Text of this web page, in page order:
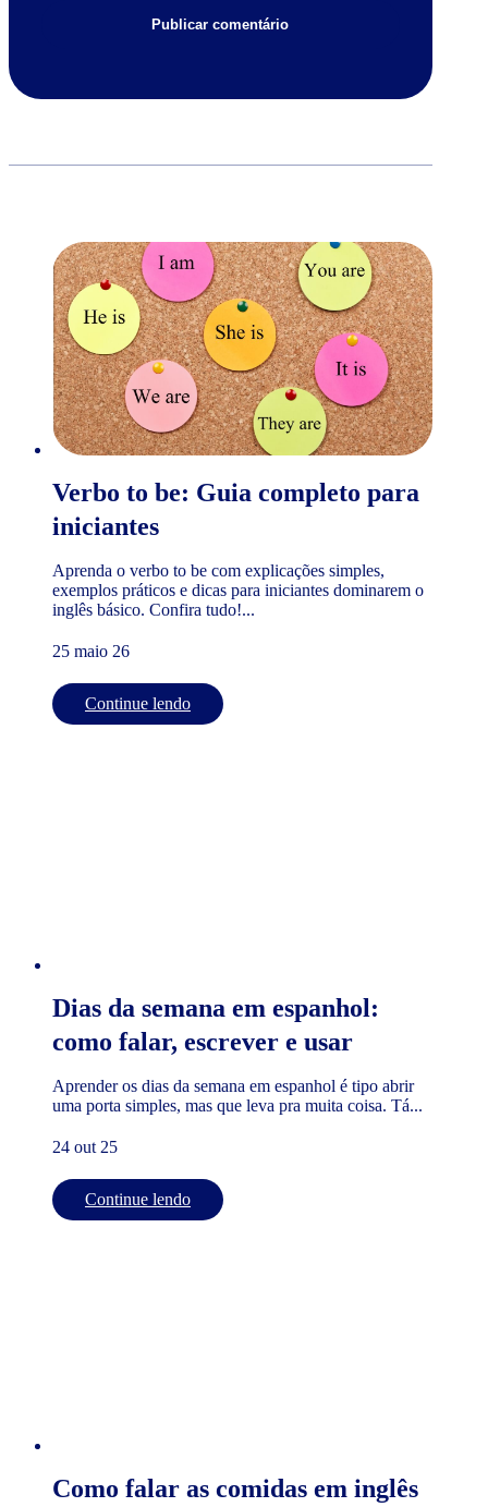
Verbo to be: Guia completo para
iniciantes
Aprenda o verbo to be com explicações simples,
exemplos práticos e dicas para iniciantes dominarem o
inglês básico. Confira tudo!...
25 maio 26
Continue lendo
Dias da semana em espanhol:
como falar, escrever e usar
Aprender os dias da semana em espanhol é tipo abrir
uma porta simples, mas que leva pra muita coisa. Tá...
24 out 25
Continue lendo
Como falar as comidas em inglês